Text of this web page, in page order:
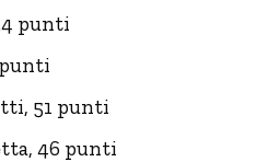
punti
51 punti
46 punti